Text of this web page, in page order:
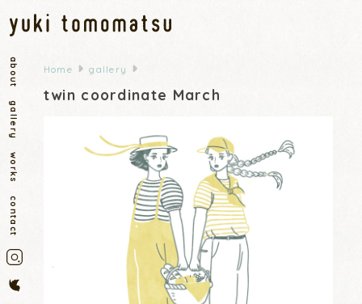
about
gallery
works
contact
Home gallery
twin coordinate March